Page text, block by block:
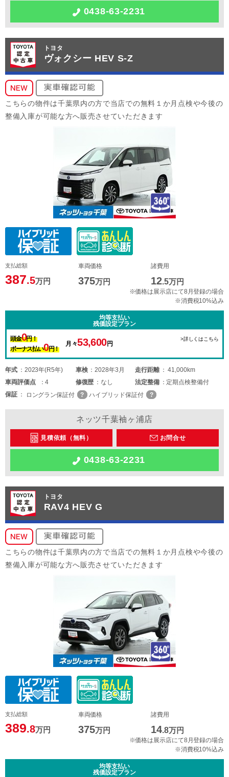
0438-63-2231
トヨタ
ヴォクシー HEV S-Z
こちらの物件は千葉県内の方で当店での無料１か月点検や今後の
整備入庫が可能な方へ販売させていただきます
支払総額
387.5万円
車両価格
375万円
諸費用
12.5万円
※価格は展示店にて8月登録の場合
※消費税10%込み
均等支払い
残価設定プラン
頭金0円！
ボーナス払い0円！
月々53,600円
>詳しくはこちら
年式 2023年(R5年) 車検 2028年3月 走行距離
41,000km
車両評価点 4 修復歴 なし 法定整備
定期点検整備付
保証
ロングラン保証付 ハイブリッド保証付
ネッツ千葉袖ヶ浦店
見積依頼（無料） お問合せ
0438-63-2231
トヨタ
RAV4 HEV G
こちらの物件は千葉県内の方で当店での無料１か月点検や今後の
整備入庫が可能な方へ販売させていただきます
支払総額
389.8万円
車両価格
375万円
諸費用
14.8万円
※価格は展示店にて8月登録の場合
※消費税10%込み
均等支払い
残価設定プラン